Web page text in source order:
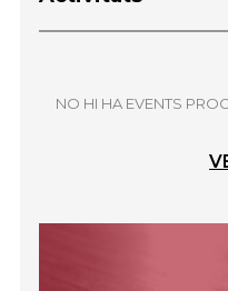
NO HI HA EVENTS